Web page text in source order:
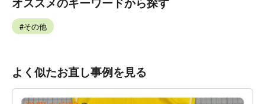
その他
よく似たお直し事例を見る